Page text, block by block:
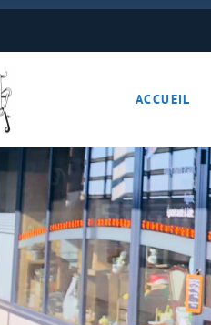
ACCUEIL